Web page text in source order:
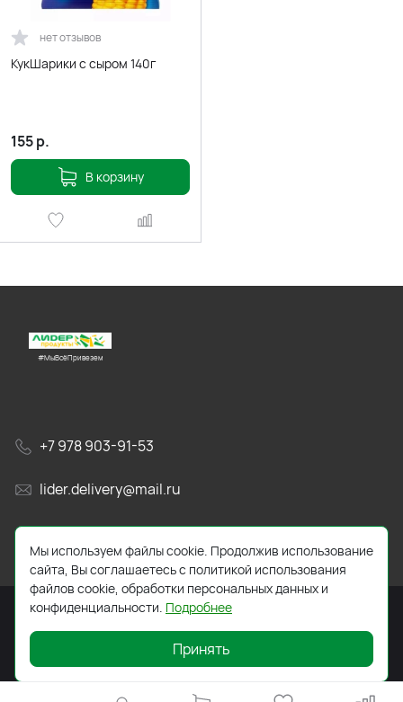
нет отзывов
КукШарики с сыром 140г
155р.
В корзину
#МыВсёПривезем
+7 978 903-91-53
lider.delivery@mail.ru
просп. Генерала Острякова, 65А
2026 © Все права защищены. Работает наReadyScript
Мы используем файлы cookie. Продолжив использование
сайта, Вы соглашаетесь с политикой использования
файлов cookie, обработки персональных данных и
конфиденциальности. Подробнее
Принять